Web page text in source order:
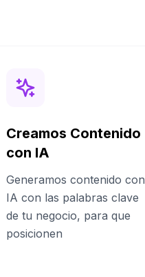
Creamos Contenido
con IA
Generamos contenido con
IA con las palabras clave
de tu negocio, para que
posicionen